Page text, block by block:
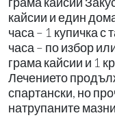
кайсии и един
часа – 1 купичка
часа – по избор
грама кайсии и 1
Лечението
спартански, но
натрупаните